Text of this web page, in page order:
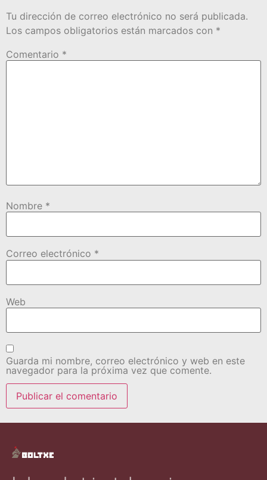
Tu dirección de correo electrónico no será publicada.
Los campos obligatorios están marcados con *
Comentario *
Nombre *
Correo electrónico *
Web
Guarda mi nombre, correo electrónico y web en este
navegador para la próxima vez que comente.